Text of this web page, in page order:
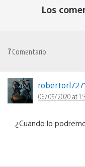
Los
7Comentario
robertorl7271
06/05/2020 at
¿Cuando lo